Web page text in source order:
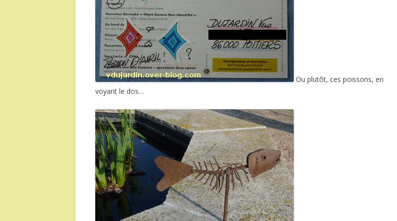
Ou plutôt, ces poissons, en
voyant le dos…